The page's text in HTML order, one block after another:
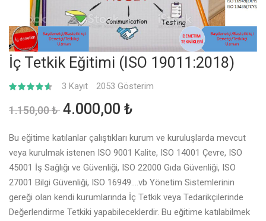
İç Tetkik Eğitimi (ISO 19011:2018)
3 Kayıt 2053 Gösterim
1.150,00 ₺ 4.000,00 ₺
Bu eğitime katılanlar çalıştıkları kurum ve kuruluşlarda mevcut
veya kurulmak istenen ISO 9001 Kalite, ISO 14001 Çevre, ISO
45001 İş Sağlığı ve Güvenliği, ISO 22000 Gıda Güvenliği, ISO
27001 Bilgi Güvenliği, ISO 16949….vb Yönetim Sistemlerinin
gereği olan kendi kurumlarında İç Tetkik veya Tedarikçilerinde
Değerlendirme Tetkiki yapabileceklerdir. Bu eğitime katılabilmek